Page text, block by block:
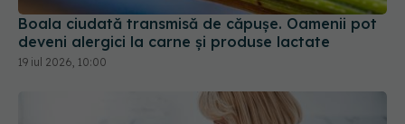
Boala ciudată transmisă de căpușe. Oamenii pot
deveni alergici la carne și produse lactate
19 iul 2026, 10:00